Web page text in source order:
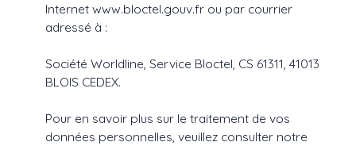
Internet www.bloctel.gouv.fr ou par courrier
adressé à :
Société Worldline, Service Bloctel, CS 61311, 41013
BLOIS CEDEX.
Pour en savoir plus sur le traitement de vos
données personnelles, veuillez consulter notre